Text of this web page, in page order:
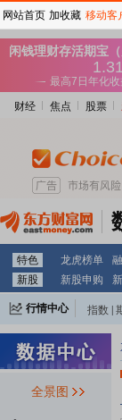
财经 焦点 股票
特色 龙虎榜单
新股
新股申购
行情中心 指数
全景图
网站首页 加收藏 移动客